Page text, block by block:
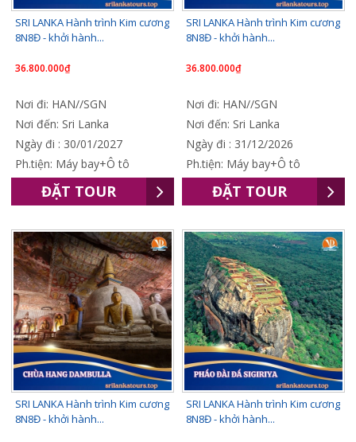
SRI LANKA Hành trình Kim cương
8N8Đ - khởi hành...
36.800.000₫
Nơi đi: HAN//SGN
Nơi đến: Sri Lanka
Ngày đi : 30/01/2027
Ph.tiện: Máy bay+Ô tô
ĐẶT TOUR
SRI LANKA Hành trình Kim cương
8N8Đ - khởi hành...
36.800.000₫
Nơi đi: HAN//SGN
Nơi đến: Sri Lanka
Ngày đi : 31/12/2026
Ph.tiện: Máy bay+Ô tô
ĐẶT TOUR
SRI LANKA Hành trình Kim cương
8N8Đ - khởi hành...
SRI LANKA Hành trình Kim cương
8N8Đ - khởi hành...